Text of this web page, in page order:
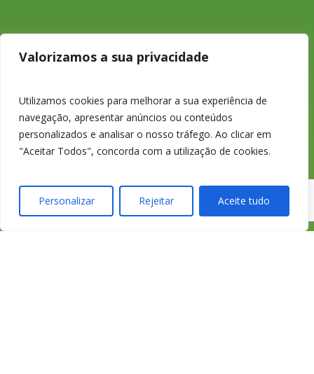
Valorizamos a sua privacidade
Utilizamos cookies para melhorar a sua experiência de
navegação, apresentar anúncios ou conteúdos
personalizados e analisar o nosso tráfego. Ao clicar em
"Aceitar Todos", concorda com a utilização de cookies.
Personalizar Rejeitar Aceite tudo
233 426 925
Chamada para a
rede fixa nacional